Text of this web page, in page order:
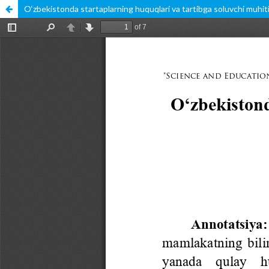
O‘zbekistonda startaplarning huquqlari va tartibga soluvchi muhiti